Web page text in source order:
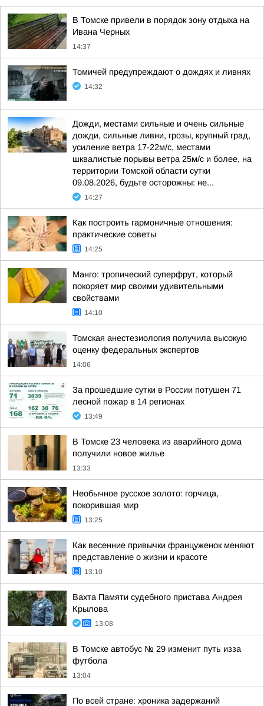
В Томске привели в порядок зону отдыха на
Ивана Черных
14:37
Томичей предупреждают о дождях и ливнях
14:32
Дожди, местами сильные и очень сильные
дожди, сильные ливни, грозы, крупный град,
усиление ветра 17-22м/с, местами
шквалистые порывы ветра 25м/с и более, на
территории Томской области сутки
09.08.2026, будьте осторожны: не...
14:27
Как построить гармоничные отношения:
практические советы
14:25
Манго: тропический суперфрут, который
покоряет мир своими удивительными
свойствами
14:10
Томская анестезиология получила высокую
оценку федеральных экспертов
14:06
За прошедшие сутки в России потушен 71
лесной пожар в 14 регионах
13:49
В Томске 23 человека из аварийного дома
получили новое жилье
13:33
Необычное русское золото: горчица,
покорившая мир
13:25
Как весенние привычки француженок меняют
представление о жизни и красоте
13:10
Вахта Памяти судебного пристава Андрея
Крылова
13:08
В Томске автобус № 29 изменит путь изза
футбола
13:04
По всей стране: хроника задержаний